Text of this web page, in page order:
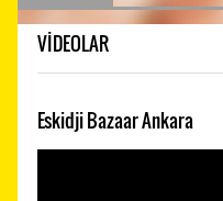
VİDEOLAR
Eskidji Bazaar Ankara